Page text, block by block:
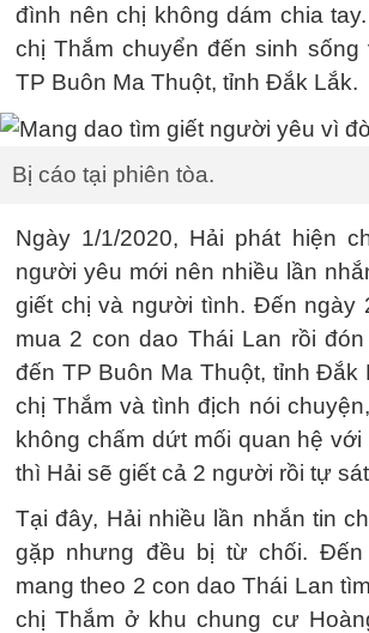
đình nên chị không dám chia
chị Thắm chuyển đến sinh sống
TP Buôn Ma Thuột, tỉnh Đắk Lắk.
Bị cáo tại phiên tòa.
Ngày 1/1/2020, Hải phát hiện
người yêu mới nên nhiều lần
giết chị và người tình. Đến ngày
mua 2 con dao Thái Lan rồi
đến TP Buôn Ma Thuột, tỉnh Đắk
chị Thắm và tình địch nói
không chấm dứt mối quan hệ
thì Hải sẽ giết cả 2 người rồi tự
Tại đây, Hải nhiều lần nhắn tin
gặp nhưng đều bị từ chối. Đến
mang theo 2 con dao Thái Lan
chị Thắm ở khu chung cư